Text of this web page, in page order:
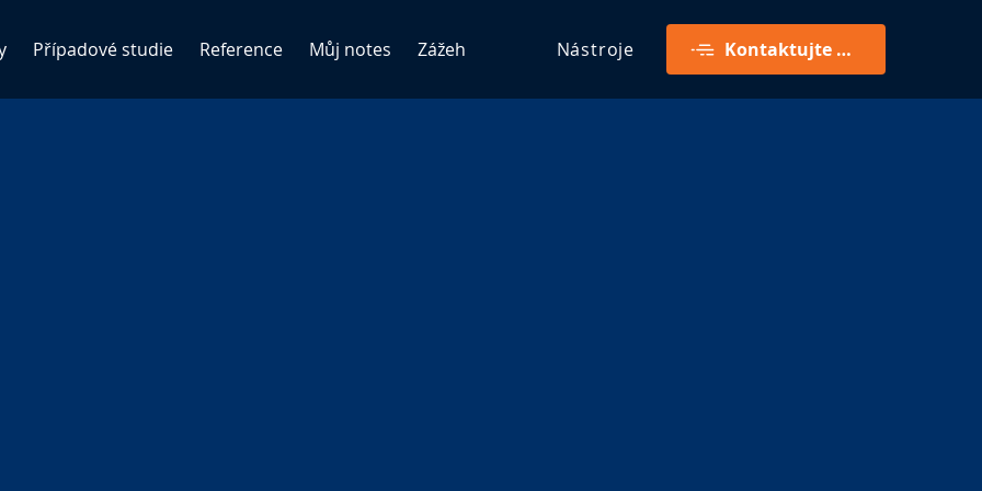
Nástroje Kontaktujte mě
Případové studie Reference Můj notes Zážeh